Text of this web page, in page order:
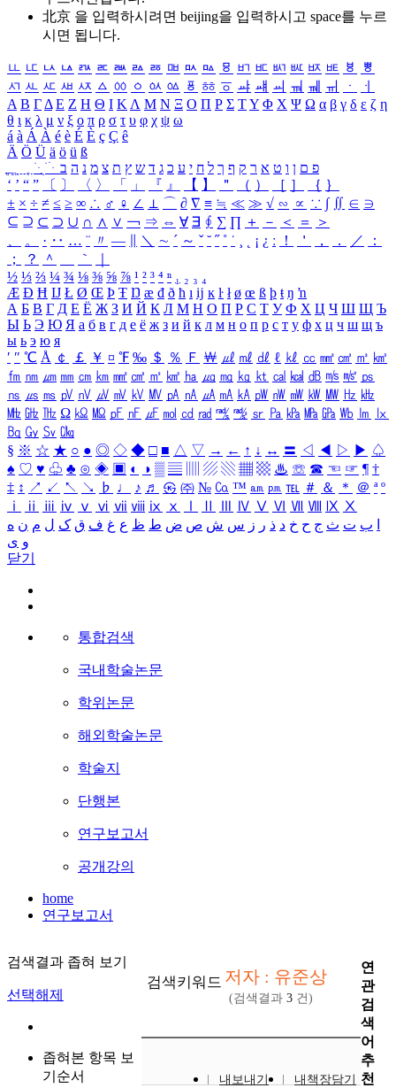
北京 을 입력하시려면 beijing을 입력하시고 space를 누르
시면 됩니다.
ㅥ ㅦ ㅧ ㅨ ㅩ ㅪ ㅫ ㅬ ㅭ ㅮ ㅯ ㅰ ㅱ ㅲ ㅳ ㅴ ㅵ ㅶ ㅷ ㅸ
ㅹ
ㅺ ㅻ ㅼ ㅽ ㅾ ㅿ ㆀ ㆁ ㆂ ㆃ ㆄ ㆅ ㆆ ㆇ ㆈ ㆉ ㆊ ㆋ ㆌ ㆍ
ㆎ
Α Β ΓΔ Ε Ζ Η Θ Ι ΚΛ Μ Ν Ξ Ο Π Ρ Σ ΤΥ Φ Χ Ψ Ω α β γ δ ε ζ η
θ ι κ λ μ ν ξ ο π ρ σ τ υ φ χ ψ ω
á à Á À é è É È ç Ç ê
Ä Ö Ü ä ö ü ß
ִֶֹ ֻּ ׁׂ פ ם ן ו ט א ר ק ף ך ל ח י ע כ ג ד ש ץ ת צ מ נ ה ב
‘ ’ “ ” 〔 〕 〈 〉 「 」 『 』 【 】 ＂ （ ） ［ ］ ｛ ｝
± × ÷ ≠ ≤ ≥ ∞ ∴ ♂ ♀ ∠ ⊥ ⌒ ∂ ∇ ≡ ≒ ≪ ≫ √ ∽ ∝ ∵ ∫ ∬ ∈ ∋
⊆ ⊇ ⊂ ⊃ ∪ ∩ ∧ ∨ ￢ ⇒ ⇔ ∀ ∃ ∮ ∑ ∏ ＋ － ＜ ＝
＞
、
。 · ‥ … ¨ 〃 ― ＼ ∼ ´ ～ ˇ ˘ ˝ ˚ ˙ ¸ ¡ ¿ ː ！ ＇ ， ． ／
：
；
？ ＾ ｀
½ ⅓ ⅔ ¼ ¾ ⅛ ⅜ ⅝ ⅞ ¹ ² ³ ⁴ ⁿ ₁ ₂ ₃ ₄
Æ Ð Ħ Ĳ Ł Ø Œ Þ Ŧ Ŋ æ đ ð ħ ı ĳ ĸ ŀ ł ø œ ß þ ŧ ŋ ŉ
А Б В Г Д Е Ё Ж З И Й К Л М Н О П Р С Т У Ф Х Ц Ч Ш Щ Ъ
Ы Ь Э Ю Я а б в г д е ё ж з и й к л м н о п р с т у ф х ц ч ш щ ъ
ы ь э ю я
′ ″ ℃ Å ￠ ￡ ￥ ¤ ℉ ‰ ＄ ％ Ｆ ￦ ㎕ ㎖ ㎗ ℓ ㎘ ㏄ ㎣ ㎤ ㎥ ㎦
㎙ ㎚ ㎛ ㎜ ㎝ ㎞ ㎟ ㎠ ㎡ ㎢ ㏊ ㎍ ㎎ ㎏ ㏏ ㎈ ㎉ ㏈ ㎧ ㎨ ㎰
㎱ ㎲ ㎳ ㎴ ㎵ ㎶ ㎷ ㎸ ㎹ ㎀ ㎁ ㎂ ㎃ ㎄ ㎺ ㎻ ㎽ ㎾ ㎿ ㎐ ㎑
㎒ ㎓ ㎔ Ω ㏀ ㏁ ㎊ ㎋ ㎌ ㏖ ㏅ ㎭ ㎮ ㎯ ㏛ ㎩ ㎪ ㎫ ㎬ ㏝ ㏐
㏓
㏃ ㏉ ㏜ ㏆
§ ※ ☆ ★ ○ ● ◎ ◇ ◆ □ ■ △ ▽ → ← ↑ ↓ ↔ 〓 ◁ ◀ ▷ ▶ ♤
♠ ♡ ♥ ♧ ♣ ⊙ ◈ ▣ ◐ ◑ ▒ ▤ ▨ ▧ ▦ ▩ ♨ ☏ ☎ ☜ ☞ ¶ †
‡ ↕ ↗ ↙ ↖ ↘ ♭ ♩ ♪ ♬ ㉿ ㈜ № ㏇ ™ ㏂ ㏘ ℡ ＃ ＆ ＊ ＠ ª º
ⅰ
ⅱ ⅲ ⅳ ⅴ ⅵ ⅶ ⅷ ⅸ ⅹ Ⅳ Ⅴ Ⅵ Ⅶ Ⅷ Ⅸ Ⅹ
ب ت ث ج ح خ د ذ ر ز س ش ص ض ط ظ ع غ ف ق ک ل م ن ه
و ی
닫기
통합검색
국내학술논문
학위논문
해외학술논문
학술지
단행본
연구보고서
공개강의
home
연구보고서
검색결과 좁혀 보기
선택해제
좁혀본 항목 보
기순서
검색키워드 저자 : 유준상
(검색결과 3 건)
내보내기
내책장담기
연
관
검
색
어
추
천